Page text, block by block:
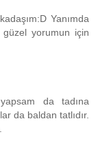
Yanımda
yorumun için
da tadına
da baldan tatlıdır.